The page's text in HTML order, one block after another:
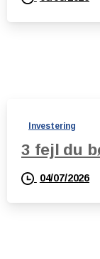
Investering
3 fejl du
04/07/2026